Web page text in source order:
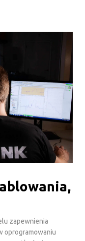
zapewnienia
oprogramowaniu